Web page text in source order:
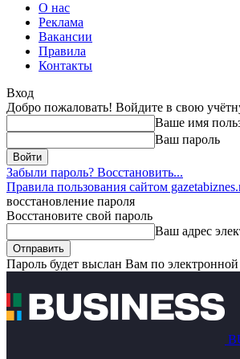
О нас
Реклама
Вакансии
Правила
Контакты
Вход
Добро пожаловать! Войдите в свою
Ваше имя
Ваш пароль
Забыли пароль? Восстановить...
Правила пользования сайтом
восстановление пароля
Восстановите свой пароль
Ваш адрес
Пароль будет выслан Вам по электронной